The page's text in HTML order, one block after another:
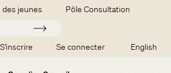
des jeunes Pôle Consultation
Soumettre
user menu
S'inscrire Se connecter English